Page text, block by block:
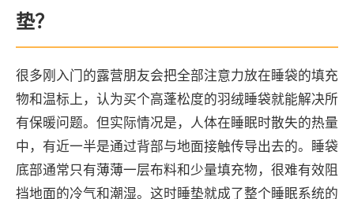
垫？
很多刚入门的露营朋友会把全部注意力放在睡袋的填充
物和温标上，认为买个高蓬松度的羽绒睡袋就能解决所
有保暖问题。但实际情况是，人体在睡眠时散失的热量
中，有近一半是通过背部与地面接触传导出去的。睡袋
底部通常只有薄薄一层布料和少量填充物，很难有效阻
挡地面的冷气和潮湿。这时睡垫就成了整个睡眠系统的